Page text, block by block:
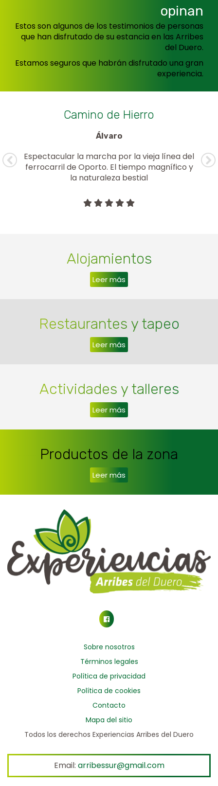
opinan
Estos son algunos de los testimonios de personas
que han disfrutado de su estancia en las Arribes
del Duero.
Estamos seguros que habrán disfrutado una gran
experiencia.
Camino de Hierro
Álvaro
Espectacular la marcha por la vieja línea del
ferrocarril de Oporto. El tiempo magnífico y
la naturaleza bestial
Alojamientos
Leer más
Restaurantes y tapeo
Leer más
Actividades y talleres
Leer más
Productos de la zona
Leer más
Sobre nosotros
Términos legales
Política de privacidad
Política de cookies
Contacto
Mapa del sitio
Todos los derechos Experiencias Arribes del Duero
Email: arribessur@gmail.com